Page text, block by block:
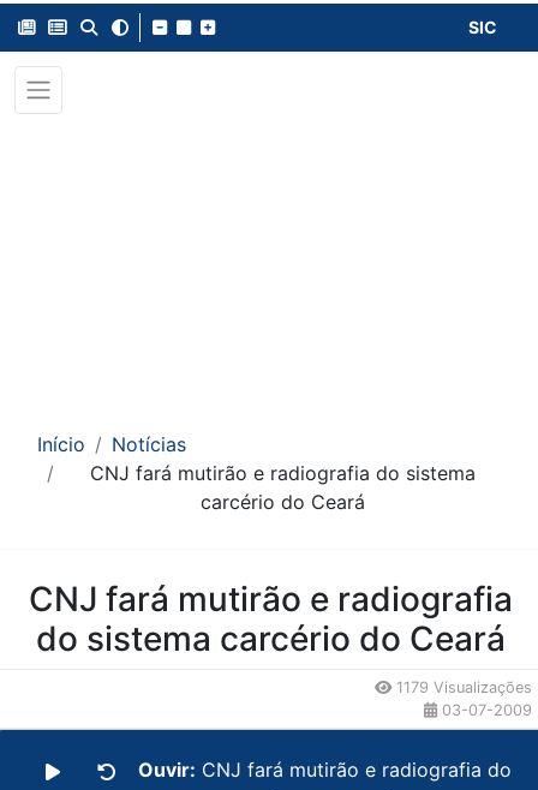
SIC
Início
Notícias
CNJ fará mutirão e radiografia do sistema
carcério do Ceará
da Notícia
CNJ fará mutirão e radiografia
do sistema carcério do Ceará
1179 Visualizações
03-07-2009
Ouvir: CNJ fará mutirão e radiografia do